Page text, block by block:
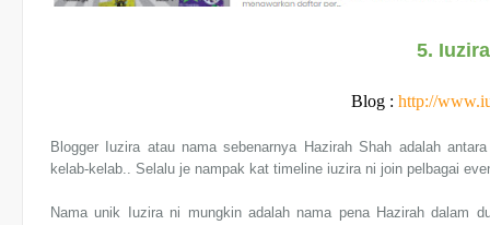
5. Iuzira
Blog : http://
Blogger Iuzira atau nama sebenarnya Hazirah Shah adalah
kelab-kelab.. Selalu je nampak kat timeline iuzira ni join pelbagai
Nama unik Iuzira ni mungkin adalah nama pena Hazirah dalam